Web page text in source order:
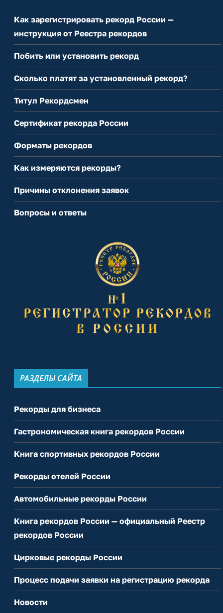
Как зарегистрировать рекорд России —
инструкция от Реестра рекордов
Побить или установить рекорд
Сколько платят за установленный рекорд?
Титул Рекордсмен
Сертификат рекорда России
Форматы рекордов
Как измеряются рекорды?
Причины отклонения заявок
Вопросы и ответы
РАЗДЕЛЫ САЙТА
Рекорды для бизнеса
Гастрономическая книга рекордов России
Книга спортивных рекордов России
Рекорды отелей России
Автомобильные рекорды России
Книга рекордов России — официальный Реестр
рекордов России
Цирковые рекорды России
Процесс подачи заявки на регистрацию рекорда
Новости